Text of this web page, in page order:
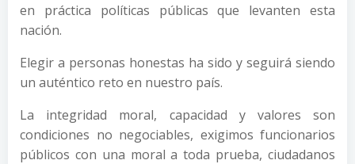
en práctica políticas públicas que levanten esta
nación.
Elegir a personas honestas ha sido y seguirá siendo
un auténtico reto en nuestro país.
La integridad moral, capacidad y valores son
condiciones no negociables, exigimos funcionarios
públicos con una moral a toda prueba, ciudadanos